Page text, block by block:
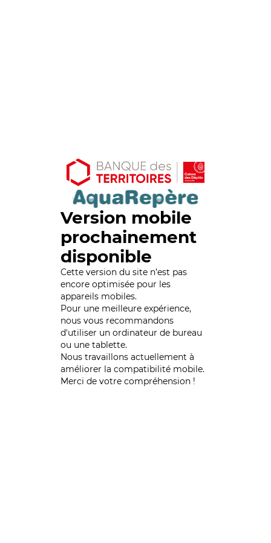
Version mobile
prochainement
disponible
Cette version du site n’est pas
encore optimisée pour les
appareils mobiles.
Pour une meilleure expérience,
nous vous recommandons
d'utiliser un ordinateur de bureau
ou une tablette.
Nous travaillons actuellement à
améliorer la compatibilité mobile.
Merci de votre compréhension !